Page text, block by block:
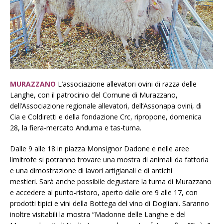
MURAZZANO L’associazione allevatori ovini di razza delle
Langhe, con il patrocinio del Comune di Murazzano,
dell’Associazione regionale allevatori, dell’Assonapa ovini, di
Cia e Coldiretti e della fondazione Crc, ripropone, domenica
28, la fiera-mercato Anduma e tas-tuma.
Dalle 9 alle 18 in piazza Monsignor Dadone e nelle aree
limitrofe si potranno trovare una mostra di animali da fattoria
e una dimostrazione di lavori artigianali e di antichi
mestieri. Sarà anche possibile degustare la tuma di Murazzano
e accedere al punto-ristoro, aperto dalle ore 9 alle 17, con
prodotti tipici e vini della Bottega del vino di Dogliani. Saranno
inoltre visitabili la mostra “Madonne delle Langhe e del